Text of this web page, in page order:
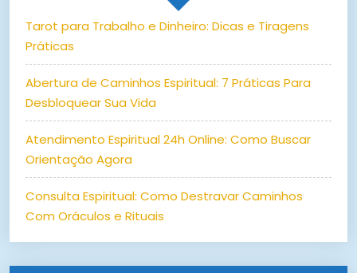
Tarot para Trabalho e Dinheiro: Dicas e Tiragens
Práticas
Abertura de Caminhos Espiritual: 7 Práticas Para
Desbloquear Sua Vida
Atendimento Espiritual 24h Online: Como Buscar
Orientação Agora
Consulta Espiritual: Como Destravar Caminhos
Com Oráculos e Rituais